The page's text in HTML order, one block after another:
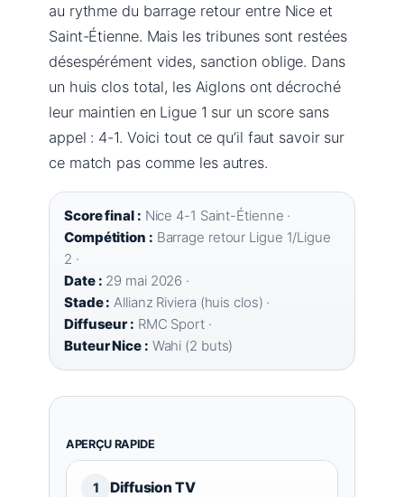
au rythme du barrage retour entre Nice et
Saint-Étienne. Mais les tribunes sont restées
désespérément vides, sanction oblige. Dans
un huis clos total, les Aiglons ont décroché
leur maintien en Ligue 1 sur un score sans
appel : 4-1. Voici tout ce qu’il faut savoir sur
ce match pas comme les autres.
Score final : Nice 4-1 Saint-Étienne ·
Compétition : Barrage retour Ligue 1/Ligue
2 ·
Date : 29 mai 2026 ·
Stade : Allianz Riviera (huis clos) ·
Diffuseur : RMC Sport ·
Buteur Nice : Wahi (2 buts)
APERÇU RAPIDE
1 Diffusion TV